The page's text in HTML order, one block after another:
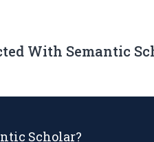
With Semantic
Scholar?